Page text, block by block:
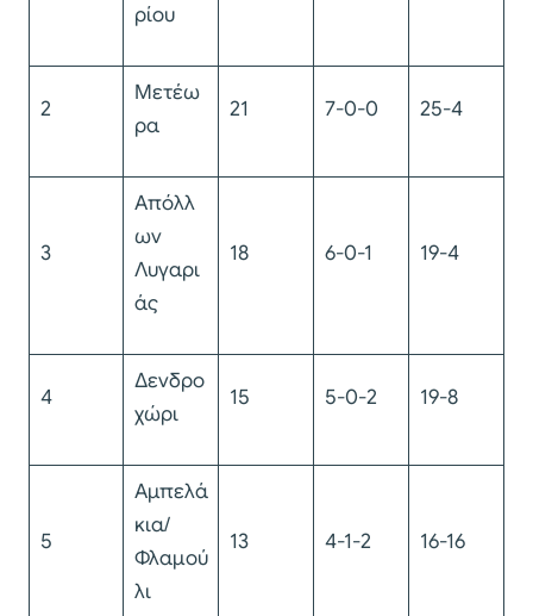
ρίου
2
Μετέω
ρα
21 7-0-0 25-4
3
Απόλλ
ων
Λυγαρι
άς
18 6-0-1 19-4
4
Δενδρο
χώρι
15 5-0-2 19-8
5
Αμπελά
κια/
Φλαμού
λι
13 4-1-2 16-16